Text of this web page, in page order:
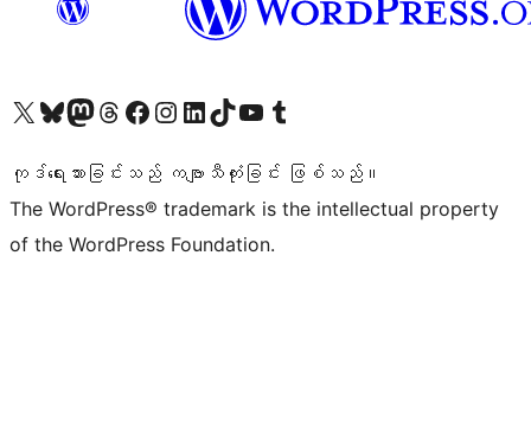
ကျွန်ုပ်တို့၏ X (ယခင် Twitter) အကောင့်သို့ သွားရောက်ကြည့်ရှုပါကျွန်ုပ်တို့၏ Bluesky အကောင့်သို့ ဝင်ရောက်ကြည့်ရှုရန်
ကျွန်ုပ်တို့၏ Mastodon အကောင့်သို့ သွားရောက်ကြည့်ရှုပါကျွန်ုပ်တို့၏ Threads အကောင့်သို့ ဝင်ရောက်ကြည့်ရှုရန်
ကျွန်ုပ်တို့၏ Facebook စာမျက်နှာသို့ သွားရောက်ကြည့်ရှုပါကျွန်ုပ်တို့၏ Instagram အကောင့်သို့ သွားရောက်ကြည့်ရှုပါ ကျွန်ုပ်တို့၏ LinkedIn အကောင့်သို့ သွားရောက်ကြည့်ရှုပါကျွန်ုပ်တို့၏ TikTok အကောင့်သို့ ဝင်ရောက်ကြည့်ရှုရန်
ကျွန်ုပ်တို့၏ YouTube ချန်နယ်သို့ သွားရောက်ကြည့်ရှုပါ ကျွန်ုပ်တို့၏ Tumblr အကောင့်သို့ ဝင်ရောက်ကြည့်ရှုရန်
ကုဒ်ရေးသားခြင်းသည် ကဗျာသီကုံးခြင်း ဖြစ်သည်။
The WordPress® trademark is the intellectual property
of the WordPress Foundation.